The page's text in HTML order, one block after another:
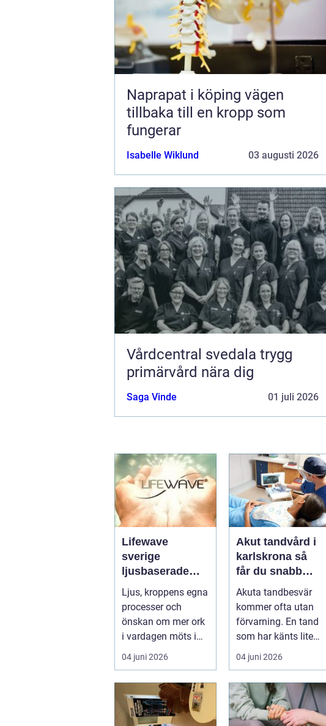
Naprapat i köping vägen
tillbaka till en kropp som
fungerar
Isabelle Wiklund 03 augusti 2026
Vårdcentral svedala trygg
primärvård nära dig
Saga Vinde 01 juli 2026
Lifewave
sverige
ljusbaserade
hälsoprodukter i
fokus
Ljus, kroppens egna
processer och
önskan om mer ork
i vardagen möts i
ett växande intresse
för fotot...
04 juni 2026
Akut tandvård i
karlskrona så
får du snabb
hjälp när tanden
krisar
Akuta tandbesvär
kommer ofta utan
förvarning. En tand
som har känts lite
öm kan plötsligt
göra så on...
04 juni 2026